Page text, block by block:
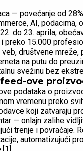
— povećanje od
AI, podacima,
do 23. aprila,
preko 15.000
društvene
na putu do
svežinu bez
ove
podataka o
vremenu preko
koji zatvaraju
— onlajn zalihe
trenje i povraćaje.
automatizujući